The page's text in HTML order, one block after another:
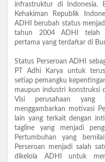
infrastruktur di Indonesia.
Kehakiman Republik
ADHI berubah status
tahun 2004 ADHI telah
pertama yang terdaftar di
Status Perseroan ADHI
PT Adhi Karya untuk
setiap pemangku
maupun industri konstruksi
Visi perusahaan yang
menggambarkan motivasi
lain yang terkait dengan
tagline yang menjadi
Pertumbuhan yang
Perseroan menjadi salah
dikelola ADHI untuk